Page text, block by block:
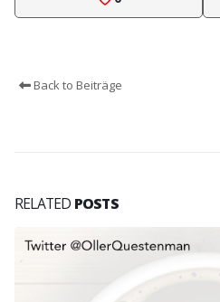
Back to Beiträge
RELATED POSTS